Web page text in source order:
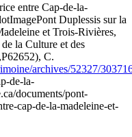
entre Cap-de-la-
ImagePont Duplessis sur la
et Trois-Rivières,
la Culture et des
C.
archives/52327/
de-la-
documents/pont-
cap-de-la-madeleine-et-